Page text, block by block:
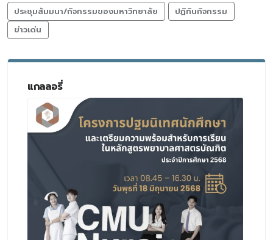
ประชุมสัมมนา/กิจกรรมของมหาวิทยาลัย
ปฏิทินกิจกรรม
ข่าวเด่น
แกลลอรี่